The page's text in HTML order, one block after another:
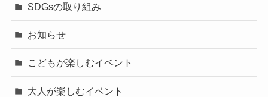
SDGsの取り組み
お知らせ
こどもが楽しむイベント
大人が楽しむイベント